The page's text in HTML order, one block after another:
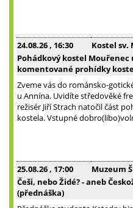
24.08.26 , 16:30
Kostel sv.
Pohádkový kostel Mouřenec
komentované prohídky
Zveme vás do románsko-
u Annína. Uvidíte středověké
režisér Jiří Strach natočil část
kostela. Vstupné
25.08.26 , 17:00
Muzeum
Češi, nebo Židé? - aneb
(přednáška)